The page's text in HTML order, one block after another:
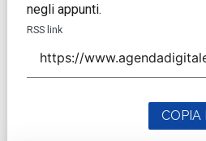
negli appunti.
RSS link
COPIA